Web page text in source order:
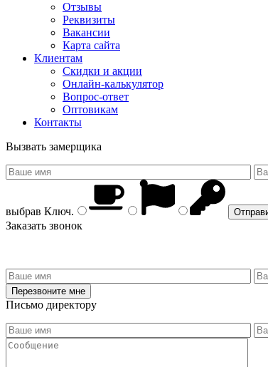
Отзывы
Реквизиты
Вакансии
Карта сайта
Клиентам
Скидки и акции
Онлайн-калькулятор
Вопрос-ответ
Оптовикам
Контакты
Вызвать замерщика
выбрав Ключ.
Заказать звонок
Письмо директору